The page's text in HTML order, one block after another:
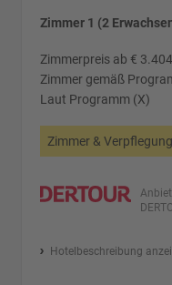
Zimmer 1 (2
Zimmerpreis ab €
Zimmer gemäß
Laut Programm (X)
Zimmer &
Hotelbeschreibung